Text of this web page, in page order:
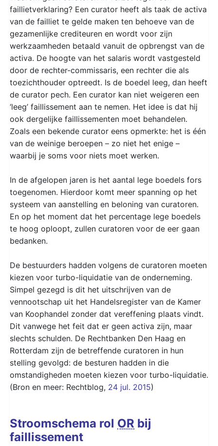
faillietverklaring? Een curator heeft als taak de activa
van de failliet te gelde maken ten behoeve van de
gezamenlijke crediteuren en wordt voor zijn
werkzaamheden betaald vanuit de opbrengst van de
activa. De hoogte van het salaris wordt vastgesteld
door de rechter-commissaris, een rechter die als
toezichthouder optreedt. Is de boedel leeg, dan heeft
de curator pech. Een curator kan niet weigeren een
‘leeg’ faillissement aan te nemen. Het idee is dat hij
ook dergelijke faillissementen moet behandelen.
Zoals een bekende curator eens opmerkte: het is één
van de weinige beroepen – zo niet het enige –
waarbij je soms voor niets moet werken.
In de afgelopen jaren is het aantal lege boedels fors
toegenomen. Hierdoor komt meer spanning op het
systeem van aanstelling en beloning van curatoren.
En op het moment dat het percentage lege boedels
te hoog oploopt, zullen curatoren voor de eer gaan
bedanken.
De bestuurders hadden volgens de curatoren moeten
kiezen voor turbo-liquidatie van de onderneming.
Simpel gezegd is dit het uitschrijven van de
vennootschap uit het Handelsregister van de Kamer
van Koophandel zonder dat vereffening plaats vindt.
Dit vanwege het feit dat er geen activa zijn, maar
slechts schulden. De Rechtbanken Den Haag en
Rotterdam zijn de betreffende curatoren in hun
stelling gevolgd: de besturen hadden in die
omstandigheden moeten kiezen voor turbo-liquidatie.
(Bron en meer: Rechtblog, 24 jul. 2015)
Stroomschema rol OR bij
faillissement